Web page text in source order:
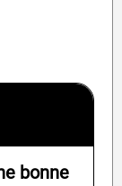
bonne